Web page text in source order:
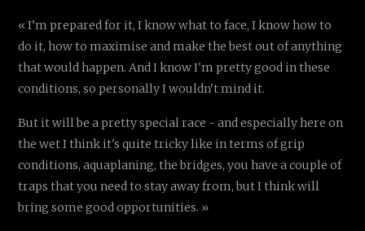
« I’m prepared for it, I know what to face, I know how to
do it, how to maximise and make the best out of anything
that would happen. And I know I'm pretty good in these
conditions, so personally I wouldn't mind it.
But it will be a pretty special race - and especially here on
the wet I think it's quite tricky like in terms of grip
conditions, aquaplaning, the bridges, you have a couple of
traps that you need to stay away from, but I think will
bring some good opportunities. »